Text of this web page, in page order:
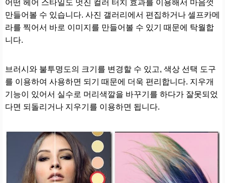
어떤 헤어 스타일도 멋진 컬러 터치 효과를 이용해서 마음껏
만들어볼 수 있습니다. 사진 갤러리에서 편집하거나 셀프카메
라를 찍어서 바로 이미지를 만들어볼 수 있기 때문에 탁월합
니다.
브러시와 불투명도의 크기를 변경할 수 있고, 색상 선택 도구
를 이용하여 사용하면 되기 때문에 더욱 편리합니다. 지우개
기능이 있어서 실수로 머리색깔을 바꾸기를 하다가 잘못되었
다면 되돌리거나 지우기를 이용하면 됩니다.